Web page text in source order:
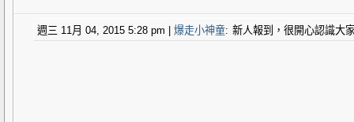
週三 11月 04, 2015 5:28 pm 爆走小神童: 新人報到，很開心認識大